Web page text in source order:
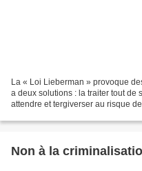
La « Loi Lieberman » provoque
a deux solutions : la traiter tout de
attendre et tergiverser au risque
Non à la